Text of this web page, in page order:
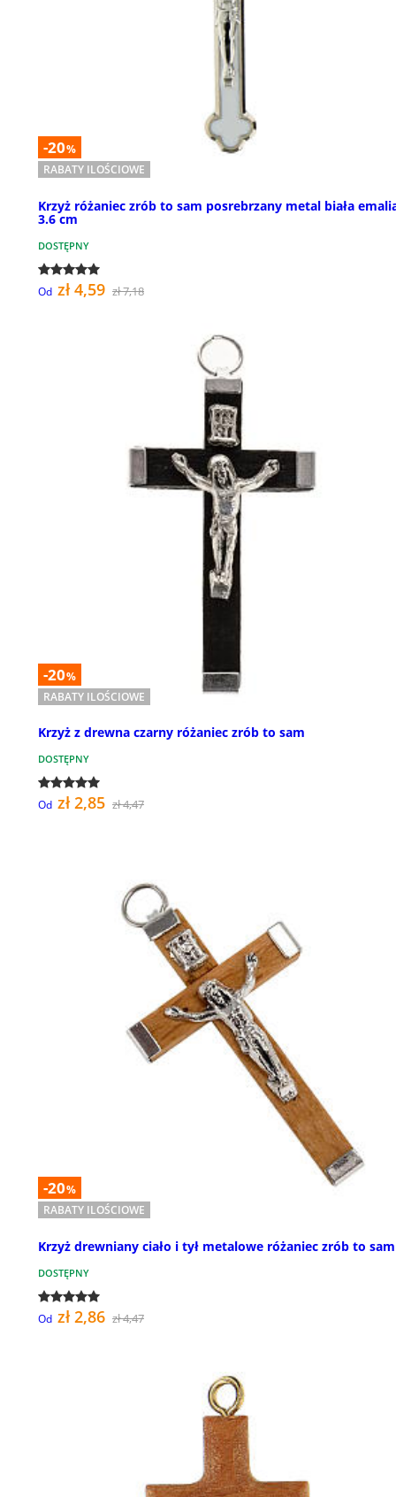
-20%
RABATY ILOŚCIOWE
Krzyż różaniec zrób to sam posrebrzany metal biała
3.6 cm
DOSTĘPNY
Od zł 4,59 zł 7,18
-20%
RABATY ILOŚCIOWE
Krzyż z drewna czarny różaniec zrób to sam
DOSTĘPNY
Od zł 2,85 zł 4,47
-20%
RABATY ILOŚCIOWE
Krzyż drewniany ciało i tył metalowe różaniec zrób to sam
DOSTĘPNY
Od zł 2,86 zł 4,47